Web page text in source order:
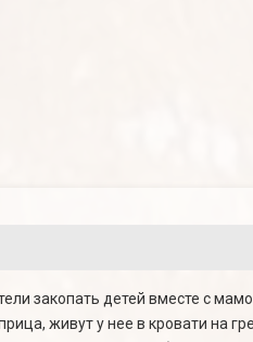
закопать детей вместе с
живут у нее в кровати на